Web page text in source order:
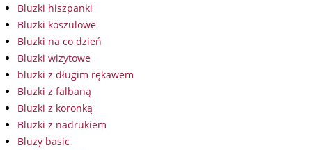
Bluzki hiszpanki
Bluzki koszulowe
Bluzki na co dzień
Bluzki wizytowe
bluzki z długim rękawem
Bluzki z falbaną
Bluzki z koronką
Bluzki z nadrukiem
Bluzy basic